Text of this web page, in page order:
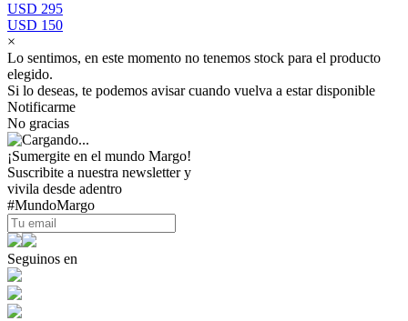
USD 295
USD 150
×
Lo sentimos, en este momento no tenemos stock para el producto
elegido.
Si lo deseas, te podemos avisar cuando vuelva a estar disponible
Notificarme
No gracias
¡Sumergite en el mundo Margo!
Suscribite a nuestra newsletter y
vivila desde adentro
#MundoMargo
Seguinos en